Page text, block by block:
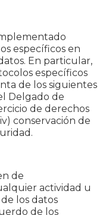
específicos en
En particular,
específicos
de los siguientes
Delgado de
de derechos
conservación de
de
actividad u
los datos
de los